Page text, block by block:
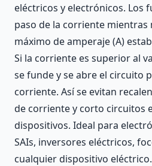
eléctricos y electrónicos. Los
paso de la corriente mientras
máximo de amperaje (A)
Si la corriente es superior al
se funde y se abre el circuito
corriente. Así se evitan
de corriente y corto circuitos
dispositivos. Ideal para
SAIs, inversores eléctricos,
cualquier dispositivo eléctrico.